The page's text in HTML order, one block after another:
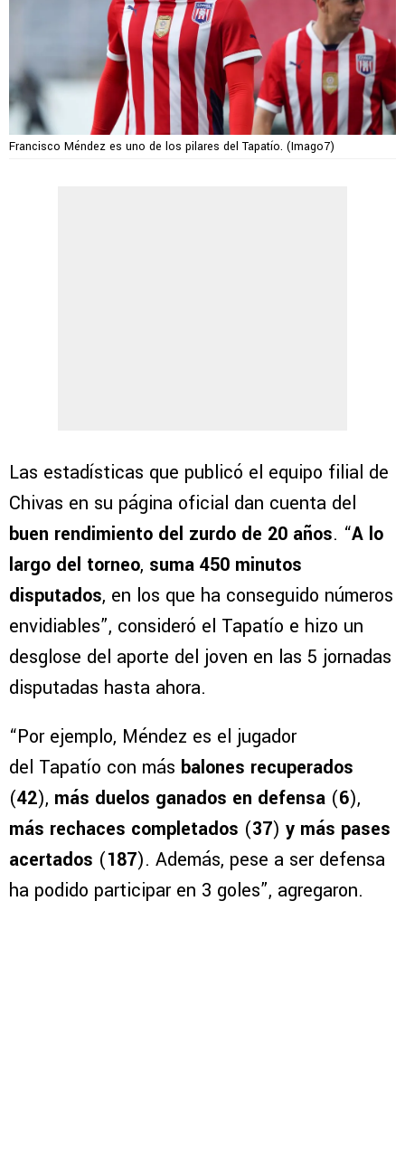
Francisco Méndez es uno de los pilares del Tapatío. (Imago7)
Las estadísticas que publicó el equipo filial de
Chivas en su página oficial dan cuenta del
buen rendimiento del zurdo de 20 años. “A lo
largo del torneo, suma 450 minutos
disputados, en los que ha conseguido números
envidiables”, consideró el Tapatío e hizo un
desglose del aporte del joven en las 5 jornadas
disputadas hasta ahora.
“Por ejemplo, Méndez es el jugador
del Tapatío con más balones recuperados
(42), más duelos ganados en defensa (6),
más rechaces completados (37) y más pases
acertados (187). Además, pese a ser defensa
ha podido participar en 3 goles”, agregaron.